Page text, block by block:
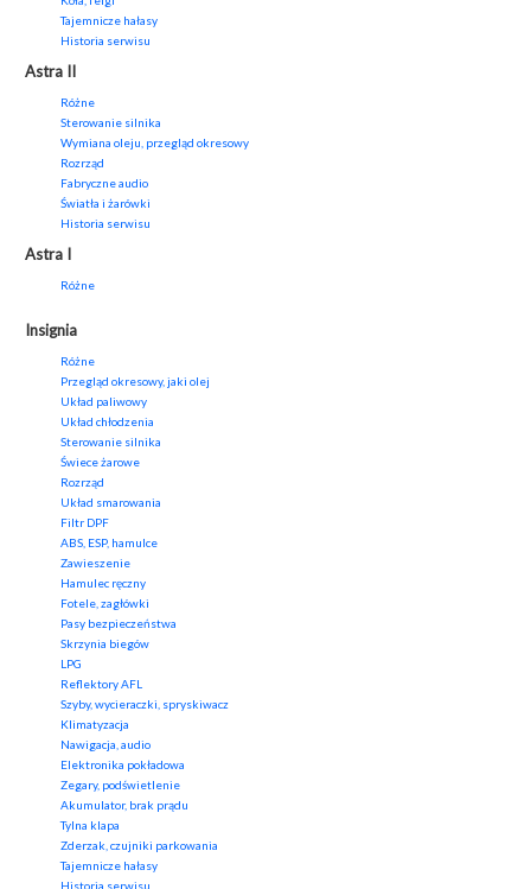
Tajemnicze hałasy
Historia serwisu
Astra II
Różne
Sterowanie silnika
Wymiana oleju, przegląd okresowy
Rozrząd
Fabryczne audio
Światła i żarówki
Historia serwisu
Astra I
Różne
Insignia
Różne
Przegląd okresowy, jaki olej
Układ paliwowy
Układ chłodzenia
Sterowanie silnika
Świece żarowe
Rozrząd
Układ smarowania
Filtr DPF
ABS, ESP, hamulce
Zawieszenie
Hamulec ręczny
Fotele, zagłówki
Pasy bezpieczeństwa
Skrzynia biegów
LPG
Reflektory AFL
Szyby, wycieraczki, spryskiwacz
Klimatyzacja
Nawigacja, audio
Elektronika pokładowa
Zegary, podświetlenie
Akumulator, brak prądu
Tylna klapa
Zderzak, czujniki parkowania
Tajemnicze hałasy
Historia serwisu